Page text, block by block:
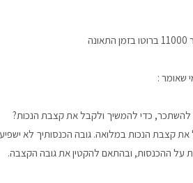
שאומר :
להשתכר, כדי להמשיך ולקבל את קצבת הנכות?
על ההכנסות, ובהתאם להקטין את גובה הקצבה.